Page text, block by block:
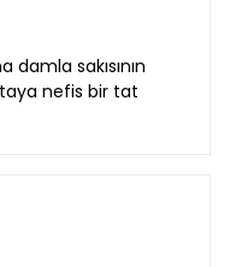
sakısının
nefis bir tat